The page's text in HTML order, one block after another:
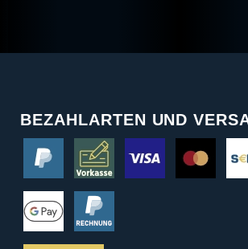
BEZAHLARTEN UND